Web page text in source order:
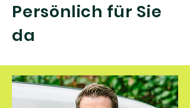
Persönlich für Sie
da